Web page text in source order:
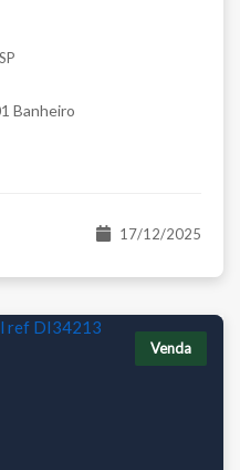
Banheiro
17/12/2025
Venda